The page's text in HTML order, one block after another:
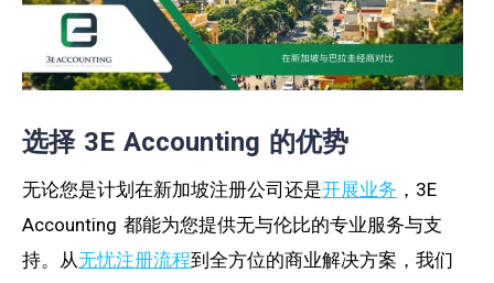
选择 3E Accounting 的优势
无论您是计划在新加坡注册公司还是开展业务 ，3E
Accounting 都能为您提供无与伦比的专业服务与支
持。从无忧注册流程到全方位的商业解决方案，我们